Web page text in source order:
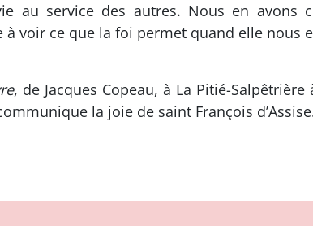
au service des autres. Nous en avons
voir ce que la foi permet quand elle nous
, de Jacques Copeau, à La Pitié-
la joie de saint François